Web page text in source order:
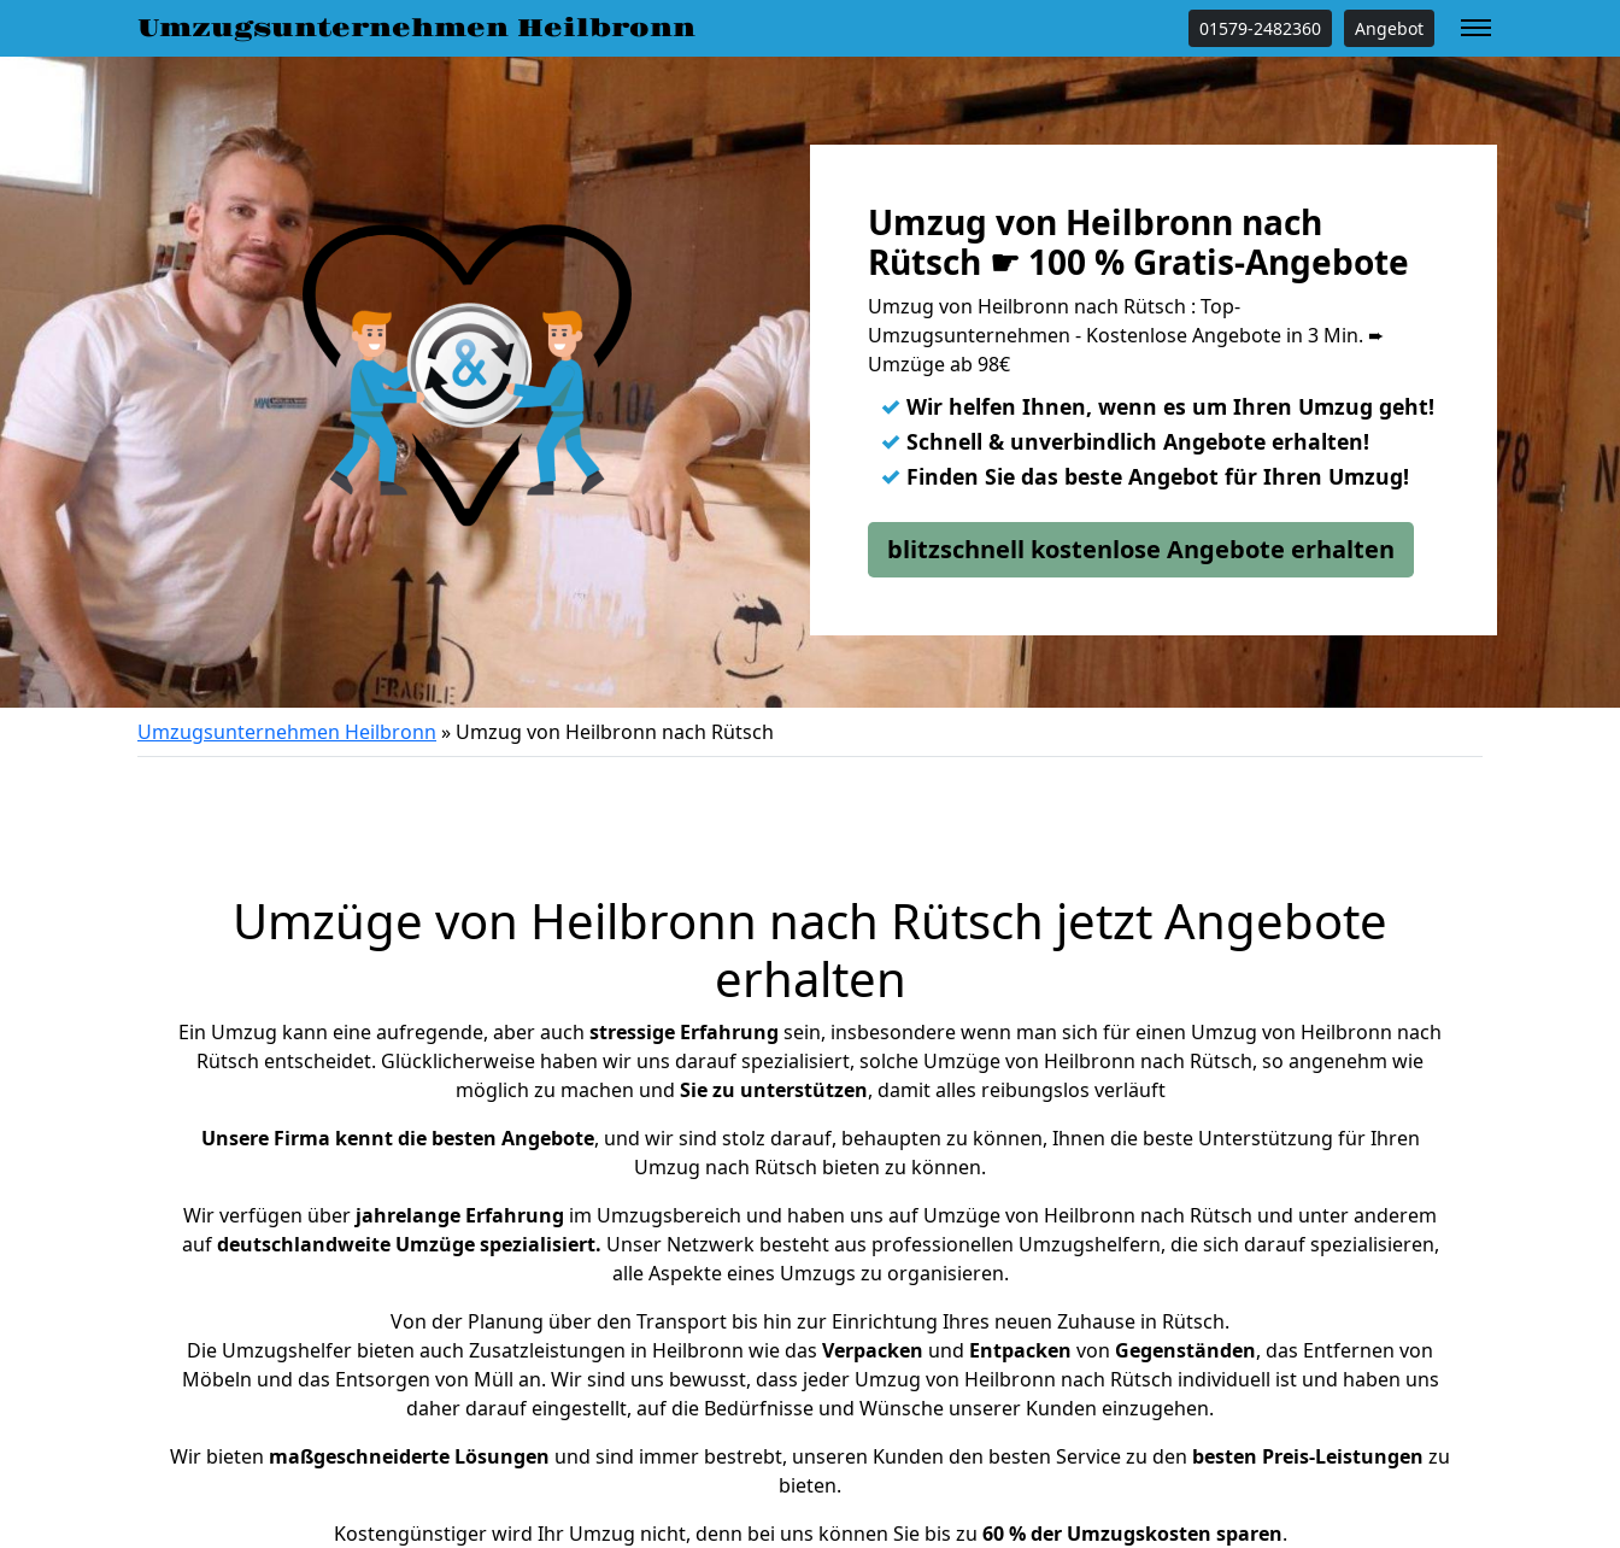
Umzugsunternehmen Heilbronn 01579-2482360 Angebot
Umzug von Heilbronn nach
Rütsch ☛ 100 % Gratis-Angebote
Umzug von Heilbronn nach Rütsch : Top-
Umzugsunternehmen - Kostenlose Angebote in 3 Min. ➨
Umzüge ab 98€
✓ Wir helfen Ihnen, wenn es um Ihren Umzug geht!
✓ Schnell & unverbindlich Angebote erhalten!
✓ Finden Sie das beste Angebot für Ihren Umzug!
blitzschnell kostenlose Angebote erhalten
Umzugsunternehmen Heilbronn » Umzug von Heilbronn nach Rütsch
Umzüge von Heilbronn nach Rütsch jetzt Angebote
erhalten
Ein Umzug kann eine aufregende, aber auch stressige Erfahrung sein, insbesondere wenn man sich für einen Umzug von Heilbronn nach
Rütsch entscheidet. Glücklicherweise haben wir uns darauf spezialisiert, solche Umzüge von Heilbronn nach Rütsch, so angenehm wie
möglich zu machen und Sie zu unterstützen, damit alles reibungslos verläuft
Unsere Firma kennt die besten Angebote, und wir sind stolz darauf, behaupten zu können, Ihnen die beste Unterstützung für Ihren
Umzug nach Rütsch bieten zu können.
Wir verfügen über jahrelange Erfahrung im Umzugsbereich und haben uns auf Umzüge von Heilbronn nach Rütsch und unter anderem
aufdeutschlandweite Umzüge spezialisiert. Unser Netzwerk besteht aus professionellen Umzugshelfern, die sich darauf spezialisieren,
alle Aspekte eines Umzugs zu organisieren.
Von der Planung über den Transport bis hin zur Einrichtung Ihres neuen Zuhause in Rütsch.
Die Umzugshelfer bieten auch Zusatzleistungen in Heilbronn wie das Verpacken und Entpacken von Gegenständen, das Entfernen von
Möbeln und das Entsorgen von Müll an. Wir sind uns bewusst, dass jeder Umzug von Heilbronn nach Rütsch individuell ist und haben uns
daher darauf eingestellt, auf die Bedürfnisse und Wünsche unserer Kunden einzugehen.
Wir bieten maßgeschneiderte Lösungen und sind immer bestrebt, unseren Kunden den besten Service zu den besten Preis-Leistungen zu
bieten.
Kostengünstiger wird Ihr Umzug nicht, denn bei uns können Sie bis zu 60 % der Umzugskosten sparen.